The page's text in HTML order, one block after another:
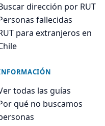
dirección por RUT
fallecidas
para extranjeros en
todas las guías
qué no buscamos